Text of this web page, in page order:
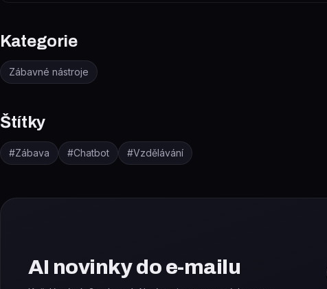
Kategorie
Zábavné nástroje
Štítky
#Zábava #Chatbot #Vzdělávání
AI novinky do e-mailu